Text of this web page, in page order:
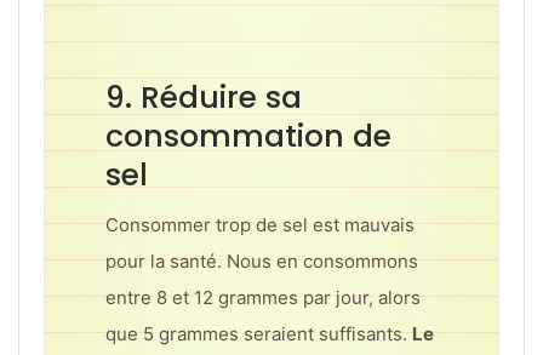
9. Réduire sa
consommation de
sel
Consommer trop de sel est mauvais
pour la santé. Nous en consommons
entre 8 et 12 grammes par jour, alors
que 5 grammes seraient suffisants. Le